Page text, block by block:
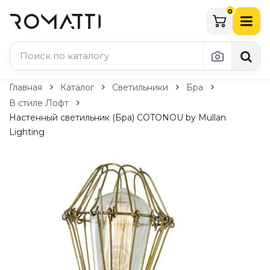
0
Каталог Romatti
Свет и освещение
По типу
Потолочные светильники
Бра и настенные светильники
Настольные лампы
Технический свет
Уличное освещение
Комплектующие
Главная Каталог Светильники
Бра
В стиле Лофт
Настенный светильник (Бра) COTONOU by Mullan
Lighting